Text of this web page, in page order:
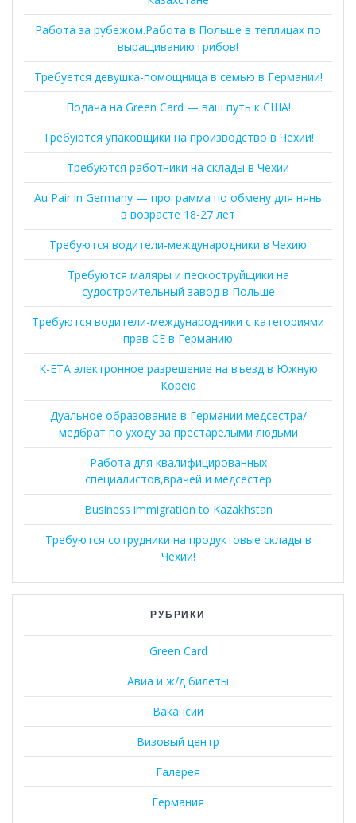
Работа за рубежом.Работа в Польше в теплицах по
выращиванию грибов!
Требуется девушка-помощница в семью в Германии!
Подача на Green Card — ваш путь к США!
Требуются упаковщики на производство в Чехии!
Требуются работники на склады в Чехии
Au Pair in Germany — программа по обмену для нянь
в возрасте 18-27 лет
Требуются водители-международники в Чехию
Требуются маляры и пескоструйщики на
судостроительный завод в Польше
Требуются водители-международники с категориями
прав CE в Германию
К-ЕТА электронное разрешение на въезд в Южную
Корею
Дуальное образование в Германии медсестра/
медбрат по уходу за престарелыми людьми
Работа для квалифицированных
специалистов,врачей и медсестер
Business immigration to Kazakhstan
Требуются сотрудники на продуктовые склады в
Чехии!
РУБРИКИ
Green Card
Авиа и ж/д билеты
Вакансии
Визовый центр
Галерея
Германия